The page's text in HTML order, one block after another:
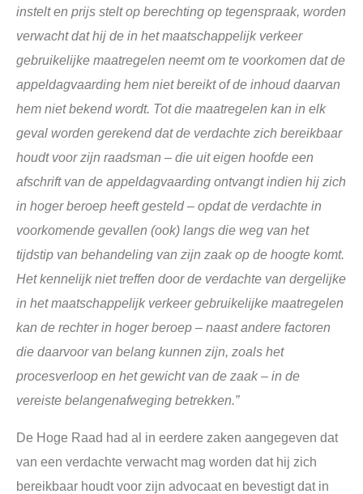
instelt en prijs stelt op berechting op tegenspraak, worden
verwacht dat hij de in het maatschappelijk verkeer
gebruikelijke maatregelen neemt om te voorkomen dat de
appeldagvaarding hem niet bereikt of de inhoud daarvan
hem niet bekend wordt. Tot die maatregelen kan in elk
geval worden gerekend dat de verdachte zich bereikbaar
houdt voor zijn raadsman – die uit eigen hoofde een
afschrift van de appeldagvaarding ontvangt indien hij zich
in hoger beroep heeft gesteld – opdat de verdachte in
voorkomende gevallen (ook) langs die weg van het
tijdstip van behandeling van zijn zaak op de hoogte komt.
Het kennelijk niet treffen door de verdachte van dergelijke
in het maatschappelijk verkeer gebruikelijke maatregelen
kan de rechter in hoger beroep – naast andere factoren
die daarvoor van belang kunnen zijn, zoals het
procesverloop en het gewicht van de zaak – in de
vereiste belangenafweging betrekken.”
De Hoge Raad had al in eerdere zaken aangegeven dat
van een verdachte verwacht mag worden dat hij zich
bereikbaar houdt voor zijn advocaat en bevestigt dat in